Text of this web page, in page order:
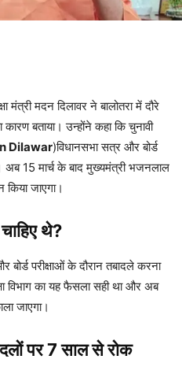
मंत्री मदन दिलावर ने बालोतरा में दौरे
बताया। उन्होंने कहा कि चुनावी
Dilawar)विधानसभा सत्र और बोर्ड
अब 15 मार्च के बाद मुख्यमंत्री भजनलाल
किया जाएगा।
थे?
परीक्षाओं के दौरान तबादले करना
विभाग का यह फैसला सही था और अब
जाएगा।
पर 7 साल से रोक